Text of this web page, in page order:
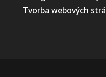
Tvorba webových